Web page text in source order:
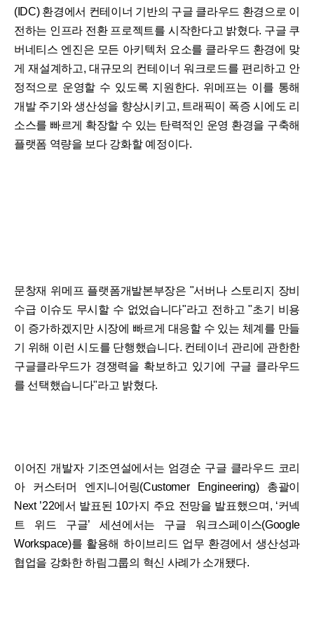
(IDC) 환경에서 컨테이너 기반의 구글 클라우드 환경으로 이
전하는 인프라 전환 프로젝트를 시작한다고 밝혔다. 구글 쿠
버네티스 엔진은 모든 아키텍처 요소를 클라우드 환경에 맞
게 재설계하고, 대규모의 컨테이너 워크로드를 편리하고 안
정적으로 운영할 수 있도록 지원한다. 위메프는 이를 통해
개발 주기와 생산성을 향상시키고, 트래픽이 폭증 시에도 리
소스를 빠르게 확장할 수 있는 탄력적인 운영 환경을 구축해
플랫폼 역량을 보다 강화할 예정이다.
문창재 위메프 플랫폼개발본부장은 "서버나 스토리지 장비
수급 이슈도 무시할 수 없었습니다"라고 전하고 "초기 비용
이 증가하겠지만 시장에 빠르게 대응할 수 있는 체계를 만들
기 위해 이런 시도를 단행했습니다. 컨테이너 관리에 관한한
구글클라우드가 경쟁력을 확보하고 있기에 구글 클라우드
를 선택했습니다"라고 밝혔다.
이어진 개발자 기조연설에서는 엄경순 구글 클라우드 코리
아 커스터머 엔지니어링(Customer Engineering) 총괄이
Next ’22에서 발표된 10가지 주요 전망을 발표했으며, ‘커넥
트 위드 구글’ 세션에서는 구글 워크스페이스(Google
Workspace)를 활용해 하이브리드 업무 환경에서 생산성과
협업을 강화한 하림그룹의 혁신 사례가 소개됐다.